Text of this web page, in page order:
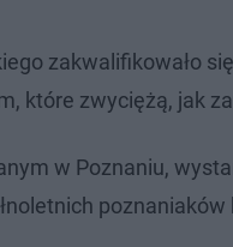
zakwalifikowało
które zwyciężą, jak
w Poznaniu,